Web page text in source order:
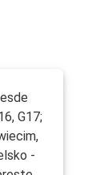
G17;
-